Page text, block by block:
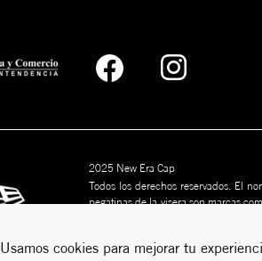
Usamos cookies para mejorar tu
2025 New Era Cap
Todos los derechos reservados. El
pegatinas de la visera son marcas